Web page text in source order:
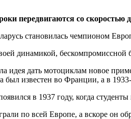
передвигаются со
динамикой, бескомпромиссной
идея дать мотоциклам новое
был известен во Франции, а в
в 1937 году, когда
по всей Европе, а вскоре он